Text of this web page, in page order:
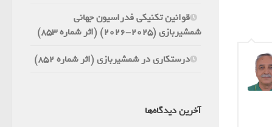
قوانین تکنیکی فدراسیون جهانی
شمشیربازی (2025-2026) (اثر شماره 853)
درستکاری در شمشیربازی (اثر شماره 852)
آخرین دیدگاه‌ها